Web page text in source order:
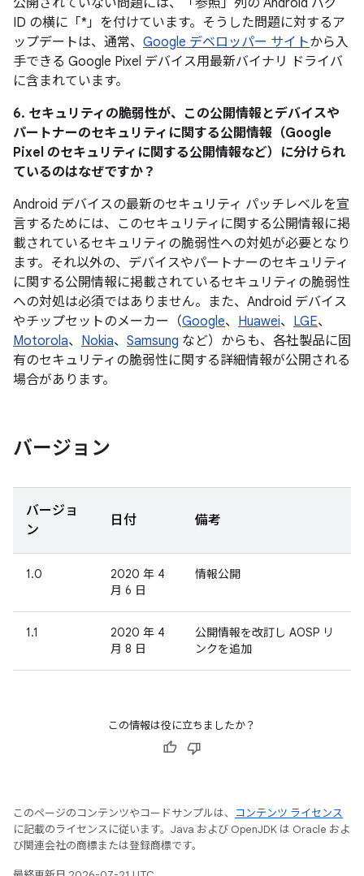
公開されていない問題には、「参照」列の Android バグ
ID の横に「*」を付けています。そうした問題に対するア
ップデートは、通常、 Google デベロッパー サイトから入
手できる Google Pixel デバイス用最新バイナリ ドライバ
に含まれています。
6. セキュリティの脆弱性が、この公開情報とデバイスや
パートナーのセキュリティに関する公開情報（Google
Pixel のセキュリティに関する公開情報など）に分けられ
ているのはなぜですか？
Android デバイスの最新のセキュリティ パッチレベルを宣
言するためには、このセキュリティに関する公開情報に掲
載されているセキュリティの脆弱性への対処が必要となり
ます。それ以外の、デバイスやパートナーのセキュリティ
に関する公開情報に掲載されているセキュリティの脆弱性
への対処は必須ではありません。また、Android デバイス
やチップセットのメーカー（Google、 Huawei、 LGE、
Motorola、 Nokia、 Samsung など）からも、各社製品に固
有のセキュリティの脆弱性に関する詳細情報が公開される
場合があります。
バージョン
バージョ
ン
日付 備考
1.0
2020 年 4
月 6 日
情報公開
1.1
2020 年 4
月 8 日
公開情報を改訂し AOSP リ
ンクを追加
この情報は役に立ちましたか？
このページのコンテンツやコードサンプルは、
コンテンツ ライセンス
に記載のライセンスに従います。Java および OpenJDK は Oracle およ
び関連会社の商標または登録商標です。